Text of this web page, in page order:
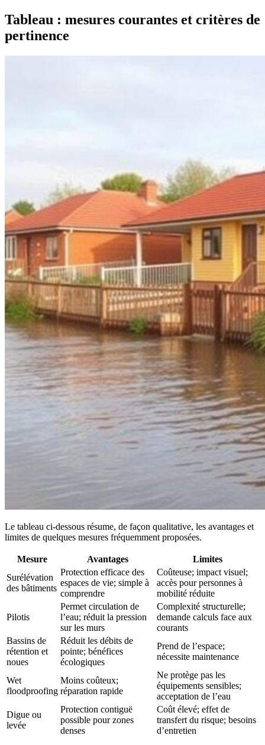
Tableau : mesures courantes et critères de
pertinence
Le tableau ci-dessous résume, de façon qualitative, les avantages et
limites de quelques mesures fréquemment proposées.
Mesure Avantages
Limites
Surélévation
des bâtiments
Protection efficace des
espaces de vie; simple à
comprendre
Coûteuse; impact visuel;
accès pour personnes à
mobilité réduite
Pilotis
Permet circulation de
l’eau; réduit la pression
sur les murs
Complexité structurelle;
demande calculs face aux
courants
Bassins de
rétention et
noues
Réduit les débits de
pointe; bénéfices
écologiques
Prend de l’espace;
nécessite maintenance
Wet
floodproofing
Moins coûteux;
réparation rapide
Ne protège pas les
équipements sensibles;
acceptation de l’eau
Digue ou
levée
Protection contiguë
possible pour zones
denses
Coût élevé; effet de
transfert du risque; besoins
d’entretien